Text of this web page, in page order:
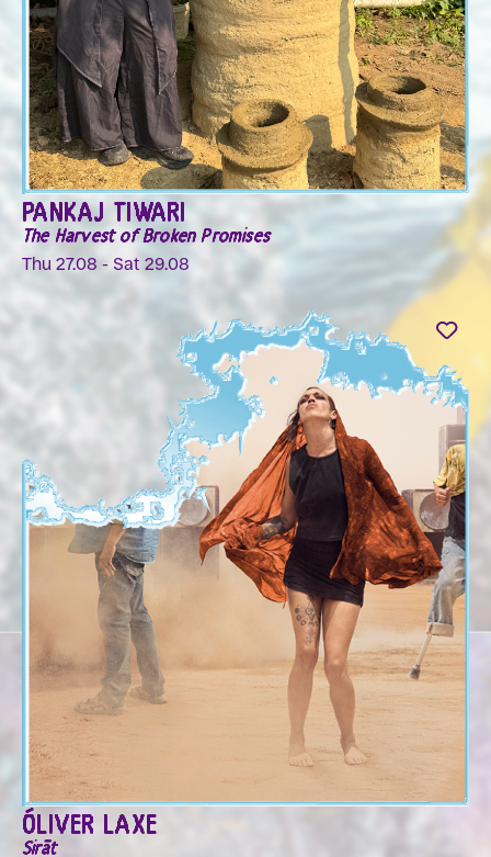
PANKAJ TIWARI
The Harvest of Broken Promises
Thu 27.08 - Sat 29.08
ÓLIVER LAXE
Sirāt